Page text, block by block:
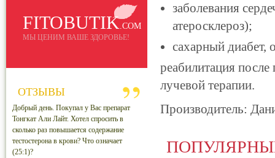
заболевания
атеросклероз);
сахарный диабет,
реабилитация
лучевой терапии.
Производитель:
FITOBUTIK.COM
МЫ ЦЕНИМ ВАШЕ ЗДОРОВЬЕ!
ОТЗЫВЫ
Добрый день. Покупал у Вас препарат
Тонгкат Али Лайт. Хотел спросить в
сколько раз повышается содержание
тестостерона в крови? Что означает
(25:1)?